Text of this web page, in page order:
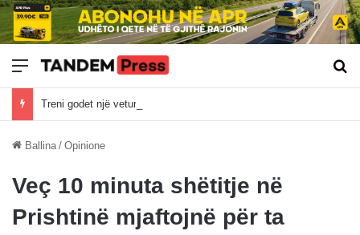
Meny
Ballina / Opinione
Veç 10 minuta shëtitje në
Prishtinë mjaftojnë për ta